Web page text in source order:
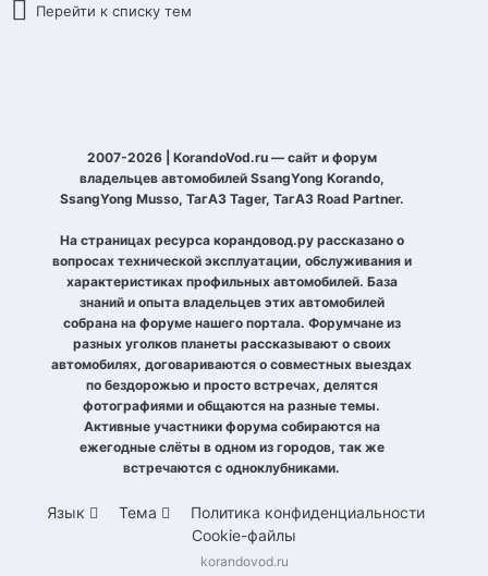
Перейти к списку тем
2007-2026 | KorandoVod.ru — сайт и форум
владельцев автомобилей SsangYong Korando,
SsangYong Musso, ТагАЗ Tager, ТагАЗ Road Partner.
На страницах ресурса корандовод.ру рассказано о
вопросах технической эксплуатации, обслуживания и
характеристиках профильных автомобилей. База
знаний и опыта владельцев этих автомобилей
собрана на форуме нашего портала. Форумчане из
разных уголков планеты рассказывают о своих
автомобилях, договариваются о совместных выездах
по бездорожью и просто встречах, делятся
фотографиями и общаются на разные темы.
Активные участники форума собираются на
ежегодные слёты в одном из городов, так же
встречаются с одноклубниками.
Язык Тема
Политика конфиденциальности
Cookie-файлы
korandovod.ru